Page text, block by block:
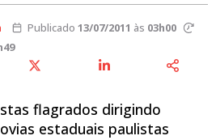
Publicado 13/07/2011 às 03h00
flagrados dirigindo
estaduais paulistas